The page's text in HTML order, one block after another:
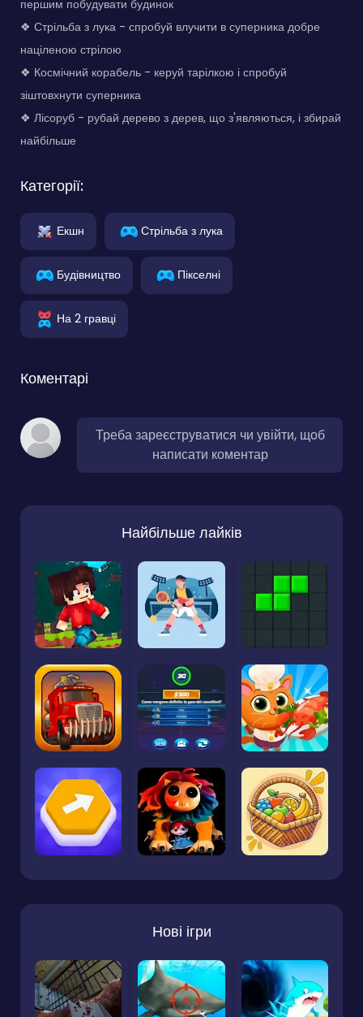
першим побудувати будинок
❖ Стрільба з лука - спробуй влучити в суперника добре
націленою стрілою
❖ Космічний корабель - керуй тарілкою і спробуй
зіштовхнути суперника
❖ Лісоруб - рубай дерево з дерев, що з'являються, і збирай
найбільше
Категорії:
Екшн Стрільба з лука
Будівництво Пікселні
На 2 гравці
Коментарі
Треба зареєструватися чи увійти, щоб
написати коментар
Найбільше лайків
Нові ігри